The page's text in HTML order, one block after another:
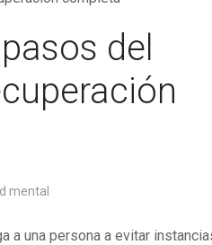
del
mental
una persona a evitar